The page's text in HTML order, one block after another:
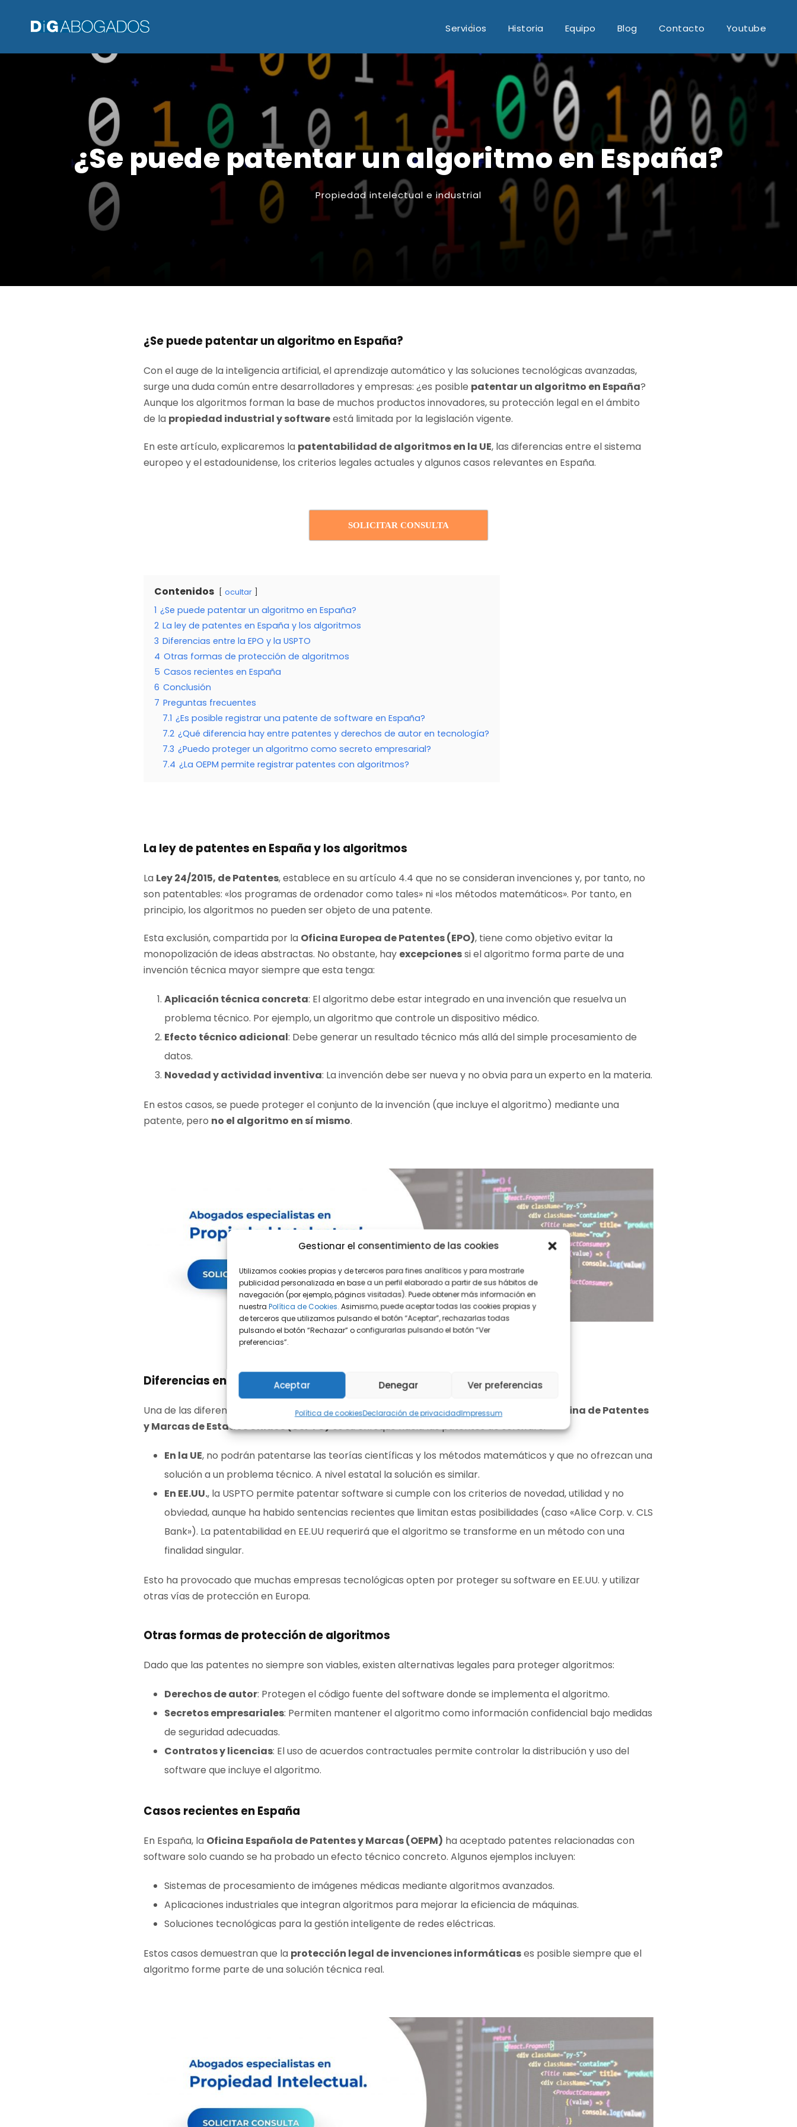
Gestionar el consentimiento de las cookies
Utilizamos cookies propias y de terceros para fines analíticos y para mostrarle
publicidad personalizada en base a un perfil elaborado a partir de sus hábitos de
navegación (por ejemplo, páginas visitadas). Puede obtener más información en
nuestra Política de Cookies. Asimismo, puede aceptar todas las cookies propias y
de terceros que utilizamos pulsando el botón “Aceptar”, rechazarlas todas
pulsando el botón “Rechazar” o configurarlas pulsando el botón “Ver
preferencias”.
Aceptar Denegar Ver preferencias
Política de cookiesDeclaración de privacidadImpressum
Servicios Historia Equipo Blog Contacto Youtube
¿Se puede patentar un algoritmo en España?
Propiedad intelectual e industrial
¿Se puede patentar un algoritmo en España?
Con el auge de la inteligencia artificial, el aprendizaje automático y las soluciones tecnológicas avanzadas,
surge una duda común entre desarrolladores y empresas: ¿es posible patentar un algoritmo en España?
Aunque los algoritmos forman la base de muchos productos innovadores, su protección legal en el ámbito
de la propiedad industrial y softwareestá limitada por la legislación vigente.
En este artículo, explicaremos la patentabilidad de algoritmos en la UE, las diferencias entre el sistema
europeo y el estadounidense, los criterios legales actuales y algunos casos relevantes en España.
SOLICITAR CONSULTA
Contenidos ocultar
1 ¿Se puede patentar un algoritmo en España?
2 La ley de patentes en España y los algoritmos
3 Diferencias entre la EPO y la USPTO
4 Otras formas de protección de algoritmos
5 Casos recientes en España
6 Conclusión
7 Preguntas frecuentes
7.1 ¿Es posible registrar una patente de software en España?
7.2 ¿Qué diferencia hay entre patentes y derechos de autor en tecnología?
7.3 ¿Puedo proteger un algoritmo como secreto empresarial?
7.4 ¿La OEPM permite registrar patentes con algoritmos?
La ley de patentes en España y los algoritmos
La Ley 24/2015, de Patentes, establece en su artículo 4.4 que no se consideran invenciones y, por tanto, no
son patentables: «los programas de ordenador como tales» ni «los métodos matemáticos». Por tanto, en
principio, los algoritmos no pueden ser objeto de una patente.
Esta exclusión, compartida por la Oficina Europea de Patentes (EPO), tiene como objetivo evitar la
monopolización de ideas abstractas. No obstante, hay excepcionessi el algoritmo forma parte de una
invención técnica mayor siempre que esta tenga:
Aplicación técnica concreta: El algoritmo debe estar integrado en una invención que resuelva un
problema técnico. Por ejemplo, un algoritmo que controle un dispositivo médico.
Efecto técnico adicional: Debe generar un resultado técnico más allá del simple procesamiento de
datos.
Novedad y actividad inventiva: La invención debe ser nueva y no obvia para un experto en la materia.
En estos casos, se puede proteger el conjunto de la invención (que incluye el algoritmo) mediante una
patente, pero no el algoritmo en sí mismo.
Diferencias entre la EPO y la USPTO
Una de las diferencias más notables entre laOficina Europea de Patentes (EPO)
Oficina de Patentes
y Marcas de Estados Unidos (USPTO)es su enfoque hacia las patentes de software:
En la UE, no podrán patentarse las teorías científicas y los métodos matemáticos y que no ofrezcan una
solución a un problema técnico. A nivel estatal la solución es similar.
En EE.UU., la USPTO permite patentar software si cumple con los criterios de novedad, utilidad y no
obviedad, aunque ha habido sentencias recientes que limitan estas posibilidades (caso «Alice Corp. v. CLS
Bank»). La patentabilidad en EE.UU requerirá que el algoritmo se transforme en un método con una
finalidad singular.
Esto ha provocado que muchas empresas tecnológicas opten por proteger su software en EE.UU. y utilizar
otras vías de protección en Europa.
Otras formas de protección de algoritmos
Dado que las patentes no siempre son viables, existen alternativas legales para proteger algoritmos:
Derechos de autor: Protegen el código fuente del software donde se implementa el algoritmo.
Secretos empresariales: Permiten mantener el algoritmo como información confidencial bajo medidas
de seguridad adecuadas.
Contratos y licencias: El uso de acuerdos contractuales permite controlar la distribución y uso del
software que incluye el algoritmo.
Casos recientes en España
En España, la Oficina Española de Patentes y Marcas (OEPM) ha aceptado patentes relacionadas con
software solo cuando se ha probado un efecto técnico concreto. Algunos ejemplos incluyen:
Sistemas de procesamiento de imágenes médicas mediante algoritmos avanzados.
Aplicaciones industriales que integran algoritmos para mejorar la eficiencia de máquinas.
Soluciones tecnológicas para la gestión inteligente de redes eléctricas.
Estos casos demuestran que la protección legal de invenciones informáticases posible siempre que el
algoritmo forme parte de una solución técnica real.